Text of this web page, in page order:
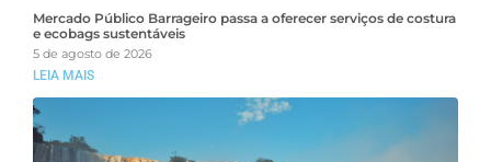
Mercado Público Barrageiro passa a oferecer serviços de costura
e ecobags sustentáveis
5 de agosto de 2026
LEIA MAIS